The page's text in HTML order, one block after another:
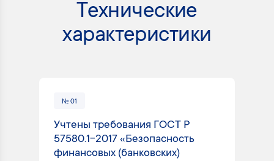
Технические
характеристики
№ 01
Учтены требования ГОСТ Р
57580.1-2017 «Безопасность
финансовых (банковских)